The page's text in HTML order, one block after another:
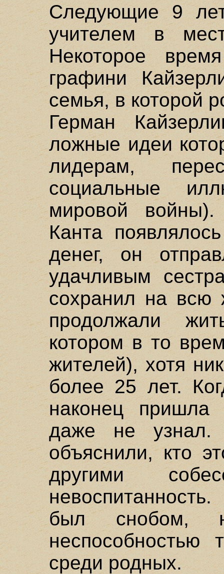
Следующие 9
учителем в
Некоторое
графини
семья, в которой
Герман
ложные идеи
лидерам,
социальные
мировой
Канта
денег, он
удачливым
сохранил на всю
продолжали
котором в то
жителей), хотя
более 25 лет.
наконец пришла
даже не узнал.
объяснили, кто
другими
был снобом,
неспособностью
среди родных.